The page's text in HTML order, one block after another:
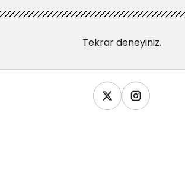
Tekrar deneyiniz.